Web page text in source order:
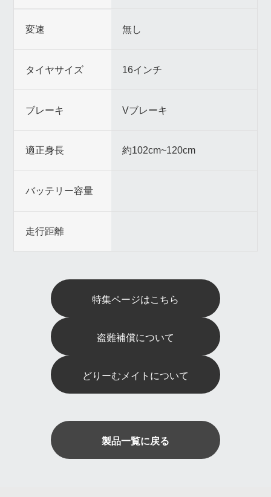
変速 無し
タイヤサイズ 16インチ
ブレーキ Vブレーキ
適正身長 約102cm~120cm
バッテリー容量
走行距離
特集ページはこちら
盗難補償について
どりーむメイトについて
製品一覧に戻る